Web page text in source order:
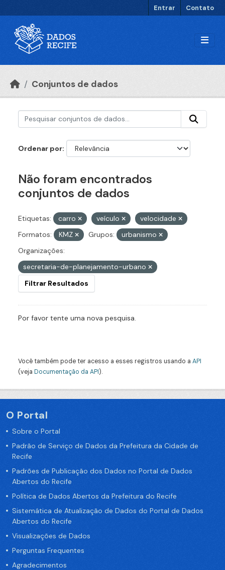
Entrar Contato
Conjuntos de dados
Ordenar por
Não foram encontrados
conjuntos de dados
Etiquetas: carro veículo
velocidade
Formatos:
KMZ Grupos:
urbanismo
Organizações:
secretaria-de-planejamento-urbano
Filtrar Resultados
Por favor tente uma nova pesquisa.
Você também pode ter acesso a esses registros usando a API
(veja Documentação da API).
O Portal
Sobre o Portal
Padrão de Serviço de Dados da Prefeitura da Cidade de
Recife
Padrões de Publicação dos Dados no Portal de Dados
Abertos do Recife
Política de Dados Abertos da Prefeitura do Recife
Sistemática de Atualização de Dados do Portal de Dados
Abertos do Recife
Visualizações de Dados
Perguntas Frequentes
Agradecimentos